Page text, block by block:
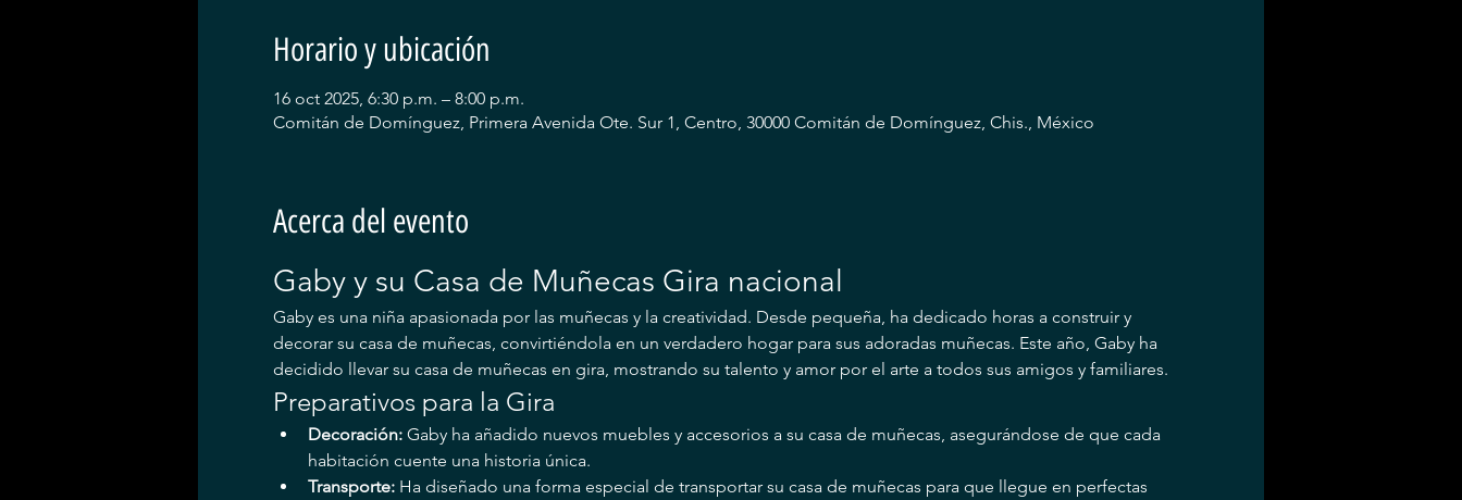
Horario y ubicación
16 oct 2025, 6:30 p.m. – 8:00 p.m.
Comitán de Domínguez, Primera Avenida Ote. Sur 1, Centro, 30000 Comitán de Domínguez, Chis., México
Acerca del evento
Gaby y su Casa de Muñecas Gira nacional
Gaby es una niña apasionada por las muñecas y la creatividad. Desde pequeña, ha dedicado horas a construir y
decorar su casa de muñecas, convirtiéndola en un verdadero hogar para sus adoradas muñecas. Este año, Gaby ha
decidido llevar su casa de muñecas en gira, mostrando su talento y amor por el arte a todos sus amigos y familiares.
Preparativos para la Gira
Decoración: Gaby ha añadido nuevos muebles y accesorios a su casa de muñecas, asegurándose de que cada
habitación cuente una historia única.
Transporte: Ha diseñado una forma especial de transportar su casa de muñecas para que llegue en perfectas